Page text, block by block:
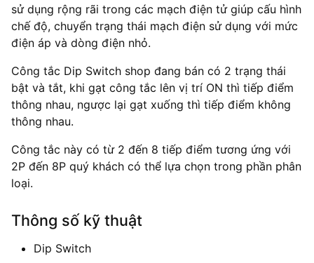
sử dụng rộng rãi trong các mạch điện tử giúp cấu hình
chế độ, chuyển trạng thái mạch điện sử dụng với mức
điện áp và dòng điện nhỏ.
Công tắc Dip Switch shop đang bán có 2 trạng thái
bật và tắt, khi gạt công tắc lên vị trí ON thì tiếp điểm
thông nhau, ngược lại gạt xuống thì tiếp điểm không
thông nhau.
Công tắc này có từ 2 đến 8 tiếp điểm tương ứng với
2P đến 8P quý khách có thể lựa chọn trong phần phân
loại.
Thông số kỹ thuật
Dip Switch